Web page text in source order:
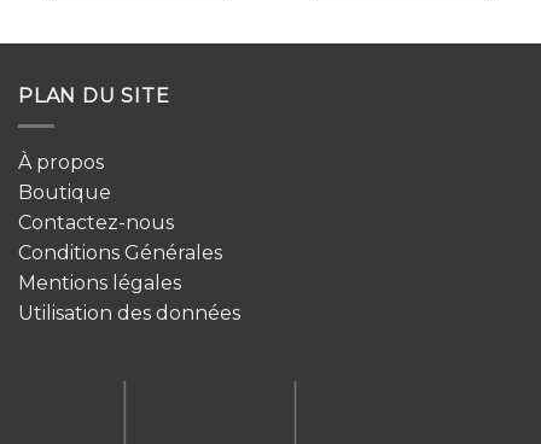
PLAN DU SITE
À propos
Boutique
Contactez-nous
Conditions Générales
Mentions légales
Utilisation des données